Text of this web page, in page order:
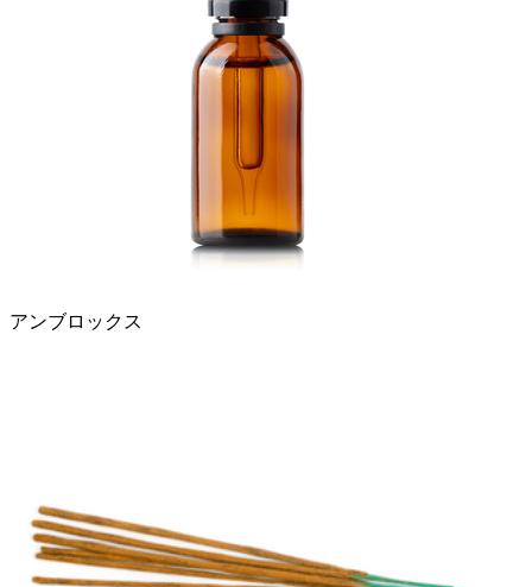
アンブロックス